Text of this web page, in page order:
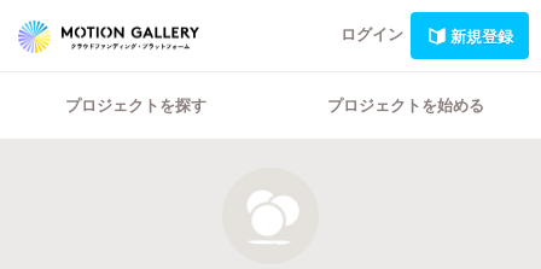
ログイン 新規登録
プロジェクトを探す プロジェクトを始める